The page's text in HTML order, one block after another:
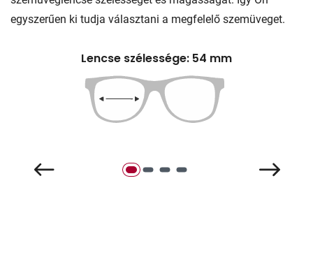
egyszerűen ki tudja választani a megfelelő szemüveget.
Lencse szélessége: 54 mm